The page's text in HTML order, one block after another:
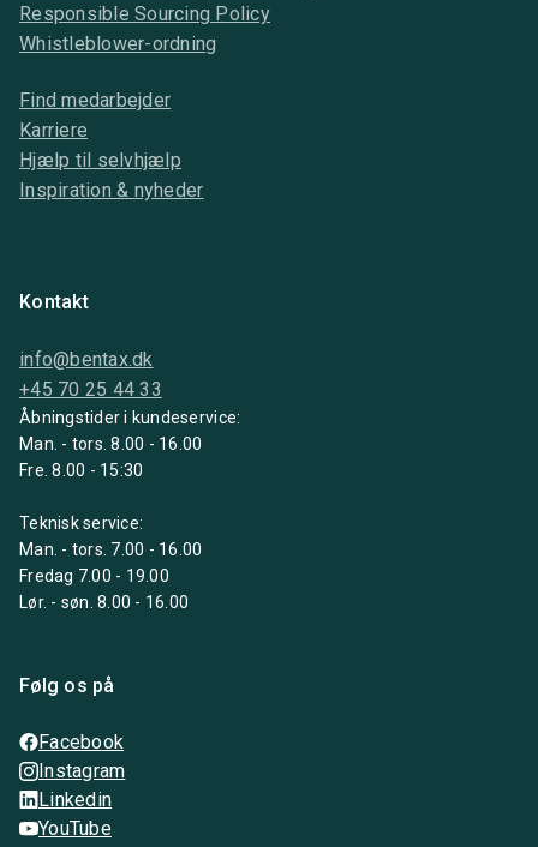
Responsible Sourcing Policy
Whistleblower-ordning
Find medarbejder
Karriere
Hjælp til selvhjælp
Inspiration & nyheder
Kontakt
info@bentax.dk
+45 70 25 44 33
Åbningstider i kundeservice:
Man. - tors. 8.00 - 16.00
Fre. 8.00 - 15:30
Teknisk service:
Man. - tors. 7.00 - 16.00
Fredag 7.00 - 19.00
Lør. - søn. 8.00 - 16.00
Følg os på
Facebook
Instagram
Linkedin
YouTube